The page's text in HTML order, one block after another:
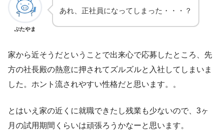
ぶたやま
あれ、正社員になってしまった・・・？
家から近そうだということで出来心で応募したところ、先
方の社長殿の熱意に押されてズルズルと入社してしまいま
した。ホント流されやすい性格だと思います。。
とはいえ家の近くに就職できたし残業も少ないので、3ヶ
月の試用期間くらいは頑張ろうかなーと思います。